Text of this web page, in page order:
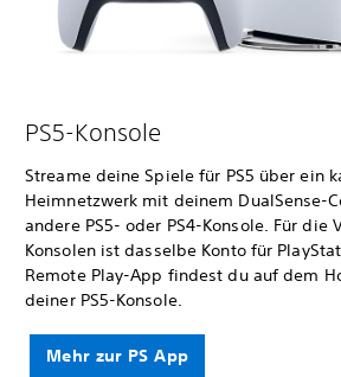
PS5-Konsole
Streame deine Spiele für PS5 über ein
Heimnetzwerk mit deinem DualSense-
andere PS5- oder PS4-Konsole. Für die
Konsolen ist dasselbe Konto für
Remote Play-App findest du auf dem
deiner PS5-Konsole.
Mehr zur PS App